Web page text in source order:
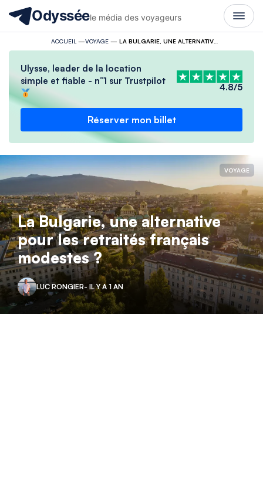
Odysséele média des voyageurs
ACCUEIL —VOYAGE— LA BULGARIE, UNE ALTERNATIVE POUR LES RETRAITÉS FRANÇAIS MODESTES ?
Ulysse, leader de la location
simple et fiable - n°1 sur Trustpilot
4.8/5
Réserver mon billet
VOYAGE
La Bulgarie, une alternative
pour les retraités français
modestes ?
LUC RONGIER- IL Y A 1 AN